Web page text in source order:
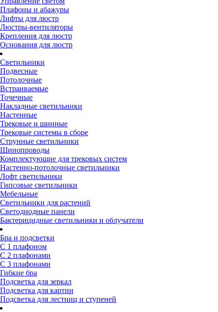
Плафоны и абажуры
Лифты для люстр
Люстры-вентиляторы
Крепления для люстр
Основания для люстр
Светильники
Подвесные
Потолочные
Встраиваемые
Точечные
Накладные светильники
Настенные
Трековые и шинные
Трековые системы в сборе
Струнные светильники
Шинопроводы
Комплектующие для трековых систем
Настенно-потолочные светильники
Лофт светильники
Гипсовые светильники
Мебельные
Светильники для растений
Светодиодные панели
Бактерицидные светильники и облучатели
Бра и подсветки
С 1 плафоном
С 2 плафонами
С 3 плафонами
Гибкие бра
Подсветка для зеркал
Подсветка для картин
Подсветка для лестниц и ступеней